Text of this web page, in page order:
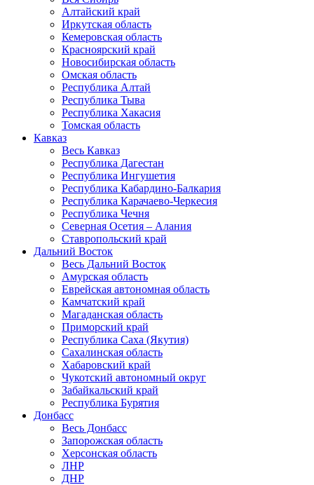
Алтайский край
Иркутская область
Кемеровская область
Красноярский край
Новосибирская область
Омская область
Республика Алтай
Республика Тыва
Республика Хакасия
Томская область
Кавказ
Весь Кавказ
Республика Дагестан
Республика Ингушетия
Республика Кабардино-Балкария
Республика Карачаево-Черкесия
Республика Чечня
Северная Осетия – Алания
Ставропольский край
Дальний Восток
Весь Дальний Восток
Амурская область
Еврейская автономная область
Камчатский край
Магаданская область
Приморский край
Республика Саха (Якутия)
Сахалинская область
Хабаровский край
Чукотский автономный округ
Забайкальский край
Республика Бурятия
Донбасс
Весь Донбасс
Запорожская область
Херсонская область
ЛНР
ДНР